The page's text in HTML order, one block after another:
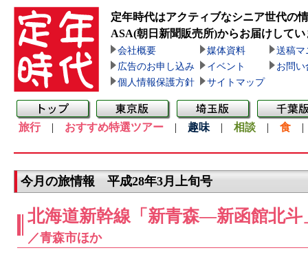
定年時代はアクティブなシニア世代の
ASA(朝日新聞販売所)からお届けしてい
会社概要 媒体資料
送稿マ
広告のお申し込み
イベント
お問い
個人情報保護方針
サイトマップ
旅行| おすすめ特選ツアー | 趣味 | 相談 | 食
今月の旅情報 平成28年3月上旬号
北海道新幹線「新青森―新函館北斗
／青森市ほか